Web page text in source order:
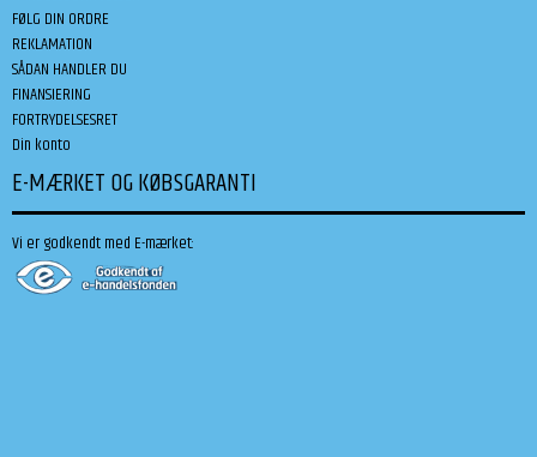
FØLG DIN ORDRE
REKLAMATION
SÅDAN HANDLER DU
FINANSIERING
FORTRYDELSESRET
Din konto
E-MÆRKET OG KØBSGARANTI
Vi er godkendt med E-mærket: